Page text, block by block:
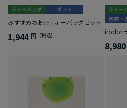
おすすめのお茶ティーバッグセット
1,944 円 (税込) irodori
8,980